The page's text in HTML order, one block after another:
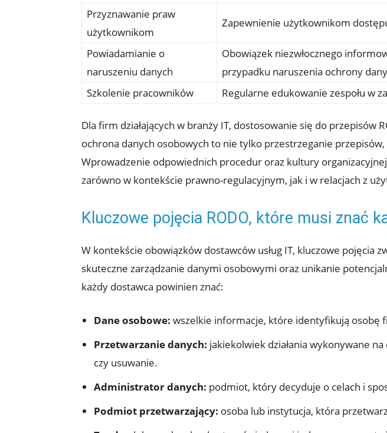
Przyznawanie praw
użytkownikom
Zapewnienie użytkownikom
Powiadamianie o
naruszeniu danych
Obowiązek niezwłocznego
przypadku naruszenia ochrony
Szkolenie pracowników
Regularne edukowanie zespołu w
Dla firm działających w branży IT, dostosowanie się do przepisów
ochrona danych osobowych to nie tylko przestrzeganie
Wprowadzenie odpowiednich procedur oraz kultury
zarówno w kontekście prawno-regulacyjnym, jak i w relacjach z
Kluczowe pojęcia RODO, które musi znać
W kontekście obowiązków dostawców usług IT, kluczowe pojęcia
skuteczne zarządzanie danymi osobowymi oraz unikanie
każdy dostawca powinien znać:
Dane osobowe: wszelkie informacje, które identyfikują osobę
Przetwarzanie danych: jakiekolwiek działania wykonywane
czy usuwanie.
Administrator danych: podmiot, który decyduje o celach i
Podmiot przetwarzający: osoba lub instytucja, która